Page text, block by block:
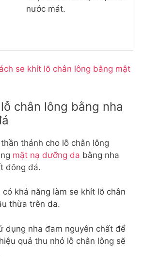
nước mát.
se khít lỗ chân lông bằng mật
chân lông bằng nha
thánh cho lỗ chân lông
mặt nạ dưỡng da bằng nha
đông đá.
khả năng làm se khít lỗ chân
thừa trên da.
dụng nha đam nguyên chất để
quả thu nhỏ lỗ chân lông sẽ